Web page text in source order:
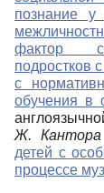
познание у
фактор
подростков
с
обучения в
Ж.
Кантора
детей с
процессе